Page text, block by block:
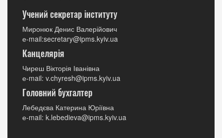
Учений секретар інституту
Миронюк Денис Валерійович
е-mail:secretary@ipms.kyiv.ua
Канцелярія
Чиреш Вікторія Іванівна
е-mail: v.chyresh@ipms.kyiv.ua
Головний бухгалтер
Лебедєва Катерина Юріївна
е-mail: k.lebedieva@ipms.kyiv.ua